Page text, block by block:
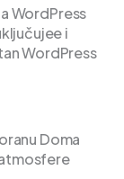
WordPress
i
WordPress
Doma